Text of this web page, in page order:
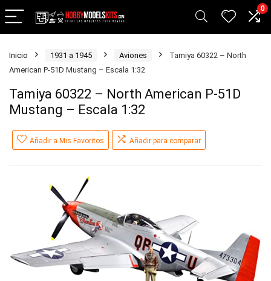
0
Inicio 1931 a 1945 Aviones
Tamiya 60322 – North
American P-51D Mustang – Escala 1:32
Tamiya 60322 – North American P-51D
Mustang – Escala 1:32
Añadir a Mis Favoritos Añadir para comparar